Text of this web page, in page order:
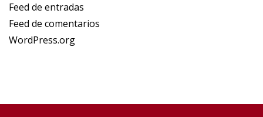
Feed de entradas
Feed de comentarios
WordPress.org